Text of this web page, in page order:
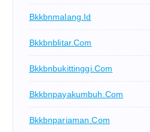
Bkkbnmalang.id
Bkkbnblitar.com
Bkkbnbukittinggi.com
Bkkbnpayakumbuh.com
Bkkbnpariaman.com